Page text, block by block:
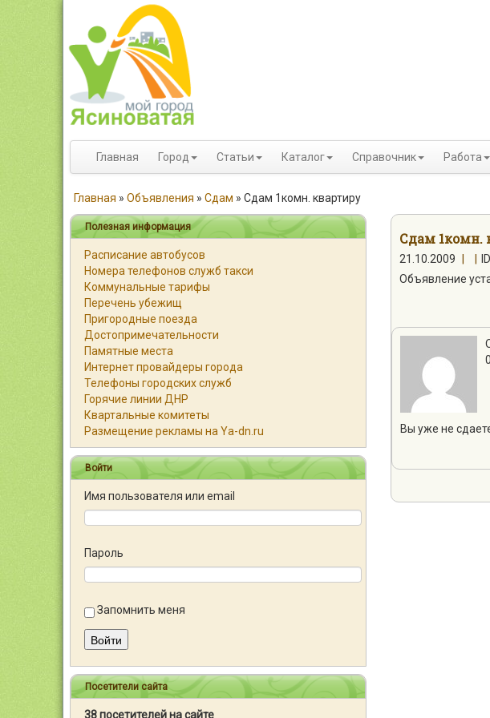
Главная Город Статьи Каталог Справочник Работа
Главная » Объявления » Сдам » Сдам 1комн. квартиру
Полезная информация
Расписание автобусов
Номера телефонов служб такси
Коммунальные тарифы
Перечень убежищ
Пригородные поезда
Достопримечательности
Памятные места
Интернет провайдеры города
Телефоны городских служб
Горячие линии ДНР
Квартальные комитеты
Размещение рекламы на Ya-dn.ru
Войти
Имя пользователя или email
Пароль
Запомнить меня
Войти
Посетители сайта
38 посетителей на сайте
Сдам 1комн.
21.10.2009
Объявление
Вы уже не